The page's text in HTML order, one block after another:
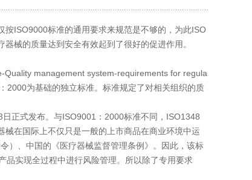
ISO9000标准的通用要求来规范是不够的，为此ISO
械的质量达到安全有效起到了很好的促进作用。
management system-requirements for regula
2000为基础的独立标准。标准规定了对相关组织的质
正式发布。与ISO9001：2000标准不同，ISO1348
在国际上不仅只是一般的上市商品在商业环境中运
）、中国的《医疗器械监督管理条例》。因此，该标
品实现全过程中进行风险管理。所以除了专用要求